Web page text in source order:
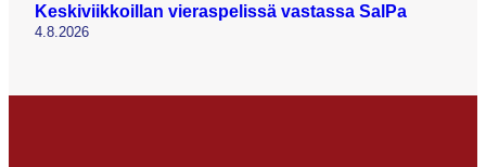
Keskiviikkoillan vieraspelissä vastassa SalPa
4.8.2026